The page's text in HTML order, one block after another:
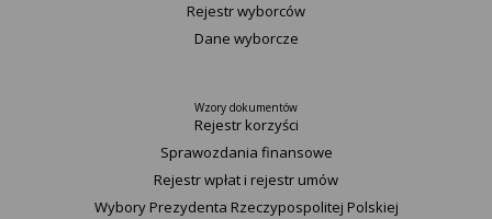
Rejestr wyborców
Dane wyborcze
Wzory dokumentów
Rejestr korzyści
Sprawozdania finansowe
Rejestr wpłat i rejestr umów
Wybory Prezydenta Rzeczypospolitej Polskiej